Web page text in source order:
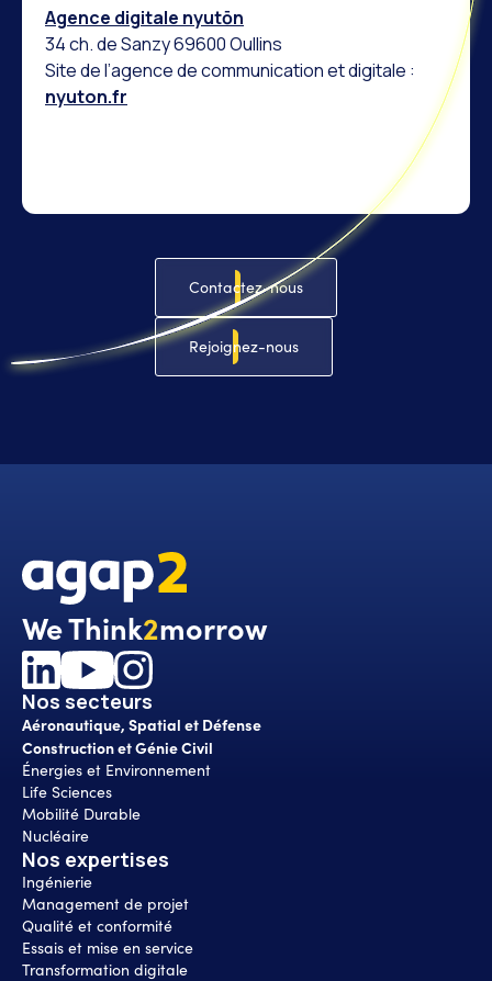
Agence digitale nyutōn
34 ch. de Sanzy 69600 Oullins
Site de l’agence de communication et digitale :
nyuton.fr
Contactez-nous
Rejoignez-nous
We Think2morrow
Nos secteurs
Aéronautique, Spatial et Défense
Construction et Génie Civil
Énergies et Environnement
Life Sciences
Mobilité Durable
Nucléaire
Nos expertises
Ingénierie
Management de projet
Qualité et conformité
Essais et mise en service
Transformation digitale